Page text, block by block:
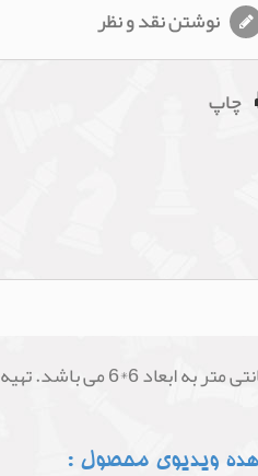
نوشتن نقد و نظر
چاپ
صفحه چوبی چوبین با ظرافت و
ویدیوی محصول :